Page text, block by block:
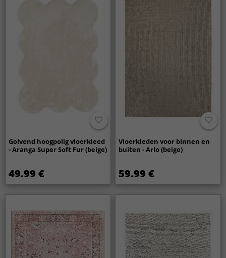
Golvend hoogpolig vloerkleed
- Aranga Super Soft Fur (beige)
49.99 €
Vloerkleden voor binnen en
buiten - Arlo (beige)
59.99 €